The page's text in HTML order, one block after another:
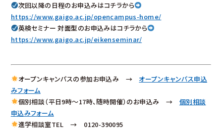
次回以降の日程のお申込みはコチラから
https://www.gaigo.ac.jp/opencampus-home/
英検セミナー 対面型のお申込みはコチラから
https://www.gaigo.ac.jp/eikenseminar/
オープンキャンパスの参加お申込み → オープンキャンパス申込
みフォーム
個別相談（平日9時～17時、随時開催）のお申込み → 個別相談
申込みフォーム
進学相談室TEL → 0120-390095